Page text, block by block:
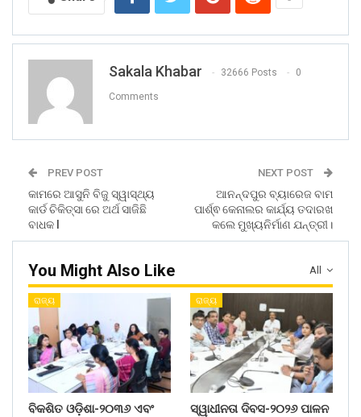
Sakala Khabar 32666 Posts 0
Comments
PREV POST
କାମରେ ଆସୁନି ବିଜୁ ସ୍ୱାସ୍ଥ୍ୟ
କାର୍ଡ ଚିକିତ୍ସା ରେ ଅର୍ଥ ସାଜିଛି
ବାଧକ l
NEXT POST
ଆନନ୍ଦପୁର ବ୍ୟାରେଜ ବାମ
ପାର୍ଶ୍ଵ କେନାଲର କାର୍ଯ୍ୟ ତଦାରଖ
କଲେ ମୁଖ୍ୟନିର୍ମାଣ ଯନ୍ତ୍ରୀ।
All
You Might Also Like
ରାଜ୍ୟ
ବିକଶିତ ଓଡ଼ିଶା-୨୦୩୬ ଏବଂ
ରାଜ୍ୟ
ସ୍ୱାଧୀନତା ଦିବସ-୨୦୨୬ ପାଳନ